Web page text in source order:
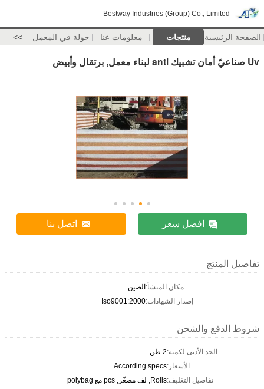
Bestway Industries (Group) Co., Limited
الصفحة الرئيسية منتجات معلومات عنا جولة في المعمل >>
Uv صناعيّ أمان تشبيك anti لبناء معمل, برتقال وأبيض
افضل سعر اتصل بنا
تفاصيل المنتج
مكان المنشأ:الصين
إصدار الشهادات:Iso9001:2000
شروط الدفع والشحن
الحد الأدنى لكمية:2 طن
الأسعار:According specs
تفاصيل التغليف:Rolls, لف مصغّر, pcs مع polybag